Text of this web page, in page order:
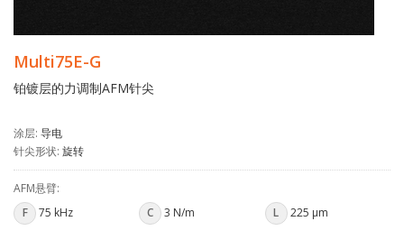
Multi75E-G
铂镀层的力调制AFM针尖
涂层: 导电
针尖形状: 旋转
AFM悬臂:
F
75 kHz C 3 N/m L 225 µm